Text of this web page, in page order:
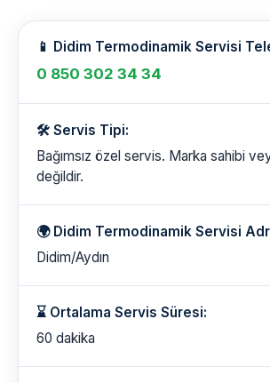
📱 Didim Termodinamik Servisi
0 850 302 34 34
🛠️ Servis Tipi:
Bağımsız özel servis. Marka sahibi
değildir.
🌍 Didim Termodinamik Servisi
Didim/Aydın
⌛ Ortalama Servis Süresi:
60 dakika